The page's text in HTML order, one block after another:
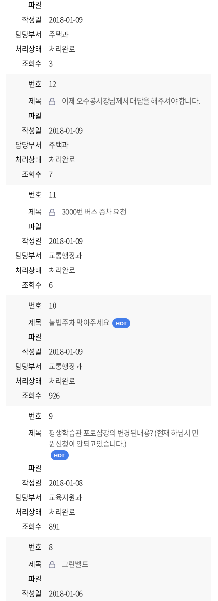
파일
작성일
2018-01-09
담당부서
주택과
처리상태
처리완료
조회수
3
번호
12
제목
이제 오수봉시장님께서 대답을 해주셔야 합니다.
파일
작성일
2018-01-09
담당부서
주택과
처리상태
처리완료
조회수
7
번호
11
제목
3000번 버스 증차 요청
파일
작성일
2018-01-09
담당부서
교통행정과
처리상태
처리완료
조회수
6
번호
10
제목
불법주차 막아주세요
파일
작성일
2018-01-09
담당부서
교통행정과
처리상태
처리완료
조회수
926
번호
9
제목
평생학습관 포토샵강의 변경된내용? (현재 하님시 민
원신청이 안되고있습니다.)
파일
작성일
2018-01-08
담당부서
교육지원과
처리상태
처리완료
조회수
891
번호
8
제목
그린벨트
파일
작성일
2018-01-06